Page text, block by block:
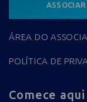
ASSOCIAR
ÁREA DO
POLÍTICA DE
Comece aqui